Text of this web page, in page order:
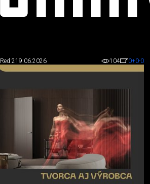
Red 219.06.2026 104 0+0-0